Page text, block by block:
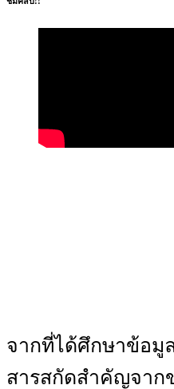
จากที่ได้ศึกษาข้อมู
สารสกัดสำคัญจาก